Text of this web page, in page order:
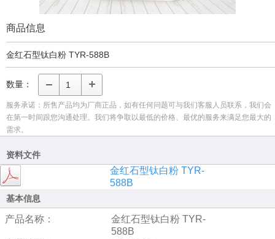
商品信息
金红石型钛白粉 TYR-588B
数量：
服务承诺：所售产品均为厂商正品，如有任何问题可与我们客服人员联系，我们会
在第一时间跟您沟通处理。我们将争取以最低的价格、最优的服务来满足您最大的
需求。
资料文件
金红石型钛白粉 TYR-
588B
基本信息
产品名称：
金红石型钛白粉 TYR-
588B